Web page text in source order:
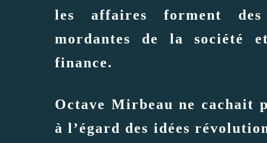
les affaires forment
mordantes de la société
finance.
Octave Mirbeau ne cachait
à l’égard des idées